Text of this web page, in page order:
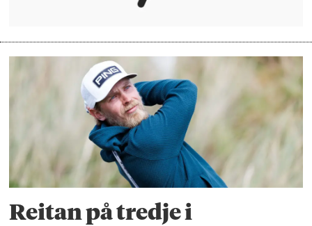
Reitan på tredje i